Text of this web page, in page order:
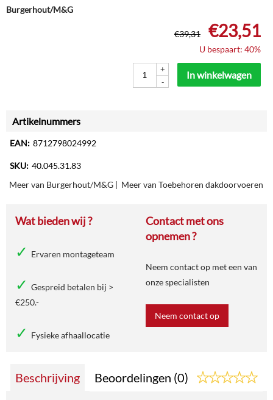
Burgerhout/M&G
€39,31 €23,51
U bespaart: 40%
+
-
In winkelwagen
Artikelnummers
EAN: 8712798024992
SKU: 40.045.31.83
Meer van Burgerhout/M&G | Meer van Toebehoren dakdoorvoeren
Wat bieden wij ?
Ervaren montageteam
Gespreid betalen bij >
€250.-
Fysieke afhaallocatie
Contact met ons
opnemen ?
Neem contact op met een van
onze specialisten
Neem contact op
Beschrijving Beoordelingen (0)